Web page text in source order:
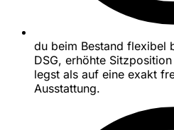
du beim Bestand flexibel
DSG, erhöhte
legst als auf eine exakt
Ausstattung.